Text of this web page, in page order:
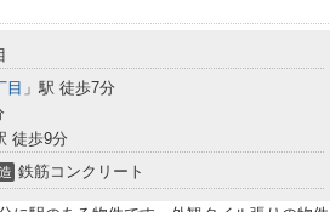
目 」駅 徒歩7分
徒歩9分
鉄筋コンクリート